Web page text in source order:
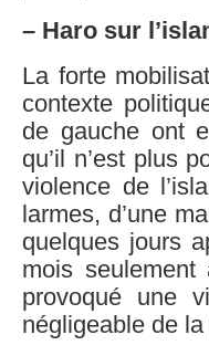
– Haro sur
La forte
contexte
de gauche ont
qu’il n’est plus
violence de
larmes, d’une
quelques jours
mois
provoqué une
négligeable de